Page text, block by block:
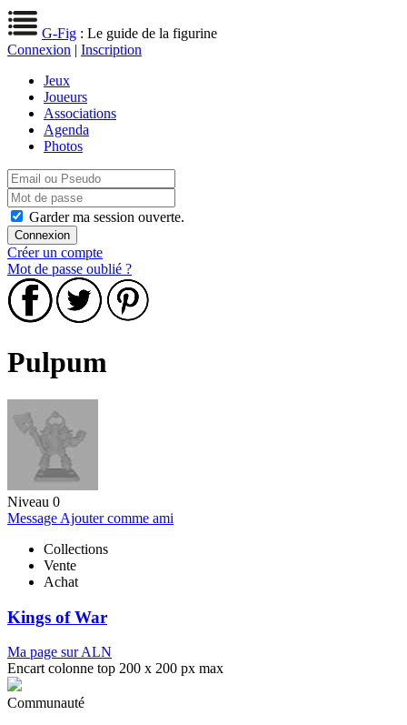
G-Fig : Le guide de la figurine
Connexion | Inscription
Jeux
Joueurs
Associations
Agenda
Photos
Garder ma session ouverte.
Créer un compte
Mot de passe oublié ?
Pulpum
Niveau 0
Message Ajouter comme ami
Collections
Vente
Achat
Kings of War
Ma page sur ALN
Encart colonne top 200 x 200 px max
Communauté